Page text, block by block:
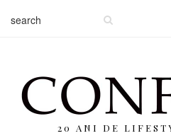
20 ANI DE